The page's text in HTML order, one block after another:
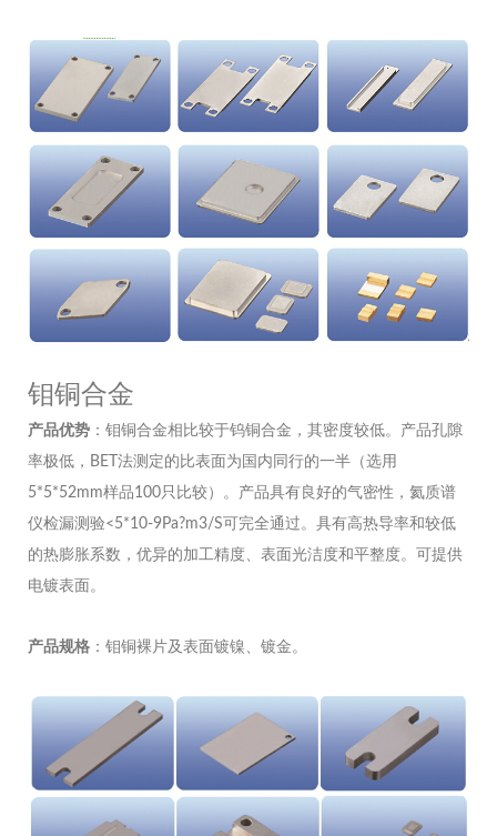
钼铜合金
产品优势 ：钼铜合金相比较于钨铜合金，其密度较低。产品孔隙
率极低，BET法测定的比表面为国内同行的一半（选用
5*5*52mm样品100只比较）。产品具有良好的气密性，氦质谱
仪检漏测验<5*10-9Pa?m3/S可完全通过。具有高热导率和较低
的热膨胀系数，优异的加工精度、表面光洁度和平整度。可提供
电镀表面。
产品规格 ：钼铜裸片及表面镀镍、镀金。